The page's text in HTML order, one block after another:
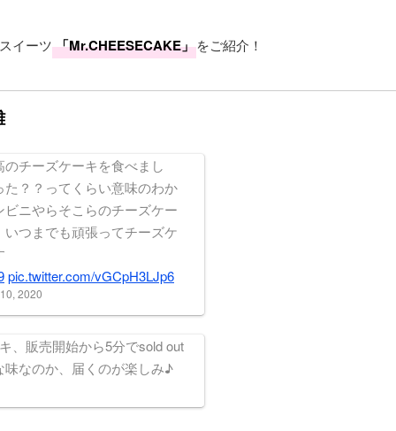
イーツ 「Mr.CHEESECAKE」をご紹介！
チーズケーキを食べまし
？？ってくらい意味のわか
ニやらそこらのチーズケー
つまでも頑張ってチーズケ
pic.twitter.com/vGCpH3LJp6
2020
、販売開始から5分でsold out
なのか、届くのが楽しみ♪